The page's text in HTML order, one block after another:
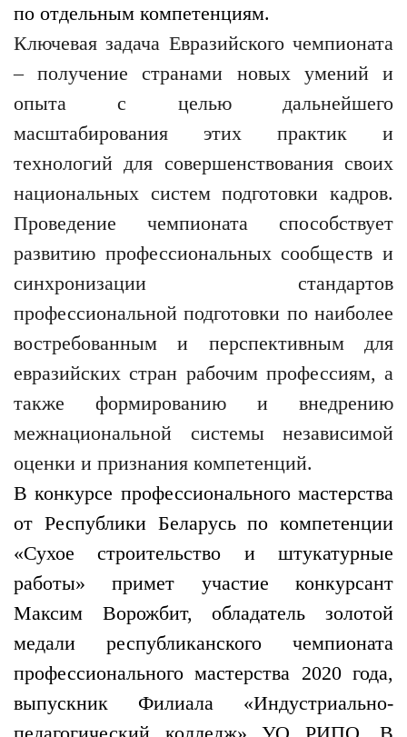
по отдельным компетенциям.
Ключевая задача Евразийского чемпионата
– получение странами новых умений и
опыта с целью дальнейшего
масштабирования этих практик и
технологий для совершенствования своих
национальных систем подготовки кадров.
Проведение чемпионата способствует
развитию профессиональных сообществ и
синхронизации стандартов
профессиональной подготовки по наиболее
востребованным и перспективным для
евразийских стран рабочим профессиям, а
также формированию и внедрению
межнациональной системы независимой
оценки и признания компетенций.
В конкурсе профессионального мастерства
от Республики Беларусь по компетенции
«Сухое строительство и штукатурные
работы» примет участие конкурсант
Максим Ворожбит, обладатель золотой
медали республиканского чемпионата
профессионального мастерства 2020 года,
выпускник Филиала «Индустриально-